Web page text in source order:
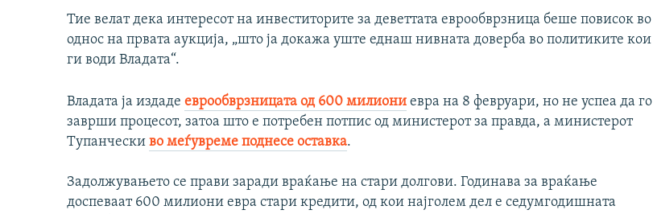
Тие велат дека интересот на инвеститорите за деветтата еврообврзница беше повисок во
однос на првата аукција, „што ја докажа уште еднаш нивната доверба во политиките кои
ги води Владата“.
Владата ја издаде еврообврзницата од 600 милиони евра на 8 февруари, но не успеа да го
заврши процесот, затоа што е потребен потпис од министерот за правда, а министерот
Тупанчески во меѓувреме поднесе оставка.
Задолжувањето се прави заради враќање на стари долгови. Годинава за враќање
доспеваат 600 милиони евра стари кредити, од кои најголем дел е седумгодишната